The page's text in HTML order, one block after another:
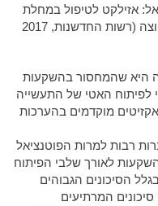
אזילקט לטיפול במחלת
הפרקינסון וקופקסון לטיפול בטרשת נפוצה (רשות החדשנות, 2017
היא שהמחסור בהשקעות
לפיתוח האטי של התעשייה
מוקדמים בהערכות
רבות למרות הפוטנציאל
לאורך שלבי הפיתוח
הסיכונים הגבוהים
המרתיעים